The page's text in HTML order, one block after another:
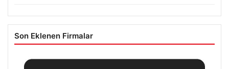
Son Eklenen Firmalar